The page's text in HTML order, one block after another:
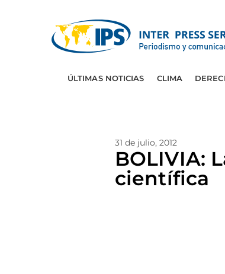
ÚLTIMAS NOTICIAS CLIMA
31 de julio, 2012
BOLIVIA:
científica